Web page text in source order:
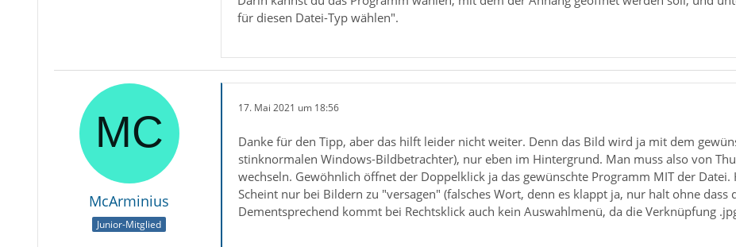
für diesen Datei-Typ wählen".
McArminius
Junior-Mitglied
17. Mai 2021 um 18:56
Danke für den Tipp, aber das hilft leider nicht weiter. Denn das Bild wird ja mit dem
stinknormalen Windows-Bildbetrachter), nur eben im Hintergrund. Man muss also von
wechseln. Gewöhnlich öffnet der Doppelklick ja das gewünschte Programm MIT der
Scheint nur bei Bildern zu "versagen" (falsches Wort, denn es klappt ja, nur halt ohne dass
Dementsprechend kommt bei Rechtsklick auch kein Auswahlmenü, da die Verknüpfung